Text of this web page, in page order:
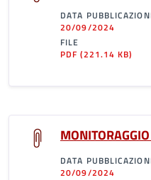
DATA
20/09/2024
FILE
PDF(221.14 KB)
DATA
20/09/2024